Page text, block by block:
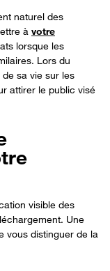
naturel des
à votre
lorsque les
Lors du
sa vie sur les
attirer le public visé
visible des
Une
vous distinguer de la